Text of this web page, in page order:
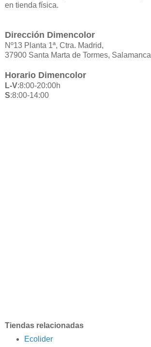
en tienda física.
Dirección Dimencolor
Nº13 Planta 1ª, Ctra. Madrid,
37900 Santa Marta de Tormes, Salamanca
Horario Dimencolor
L-V:8:00-20:00h
S:8:00-14:00
Tiendas relacionadas
Ecolider